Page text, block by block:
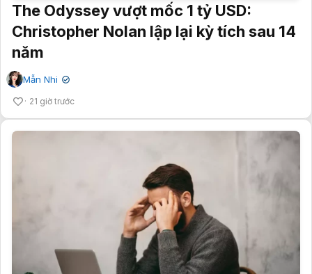
The Odyssey vượt mốc 1 tỷ USD:
Christopher Nolan lập lại kỳ tích sau 14
năm
Mẫn Nhi ✔
21 giờ trước